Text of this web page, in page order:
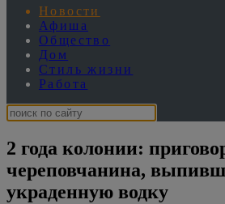
Новости
Афиша
Общество
Дом
Стиль жизни
Работа
2 года колонии:
череповчанина,
украденную водку